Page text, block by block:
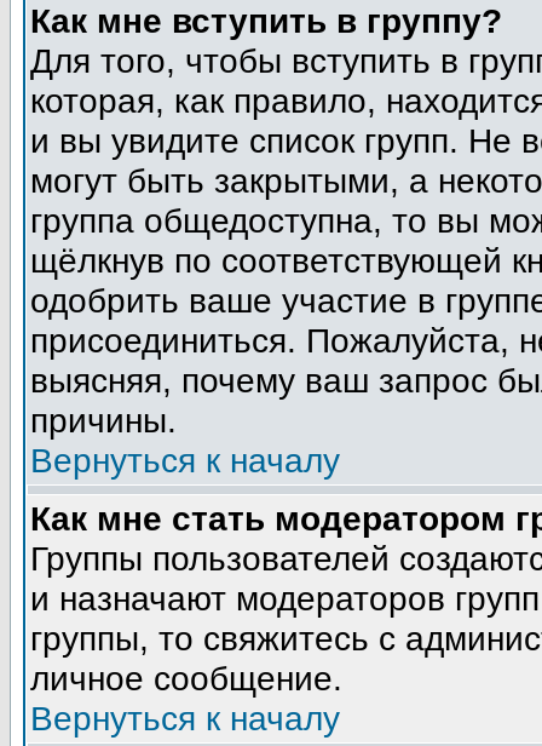
Как мне вступить в группу?
Для того, чтобы вступить в
которая, как правило,
и вы увидите список групп. Не
могут быть закрытыми, а
группа общедоступна, то вы
щёлкнув по соответствующей
одобрить ваше участие в
присоединиться. Пожалуйста,
выясняя, почему ваш запрос
причины.
Вернуться к началу
Как мне стать модератором
Группы пользователей
и назначают модераторов
группы, то свяжитесь с
личное сообщение.
Вернуться к началу